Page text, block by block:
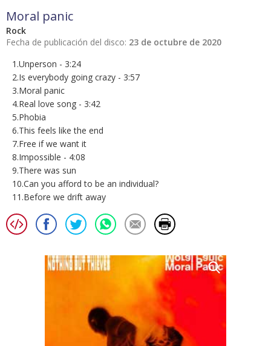
Moral panic
Rock
Fecha de publicación del disco: 23 de octubre de 2020
1.Unperson - 3:24
2.Is everybody going crazy - 3:57
3.Moral panic
4.Real love song - 3:42
5.Phobia
6.This feels like the end
7.Free if we want it
8.Impossible - 4:08
9.There was sun
10.Can you afford to be an individual?
11.Before we drift away